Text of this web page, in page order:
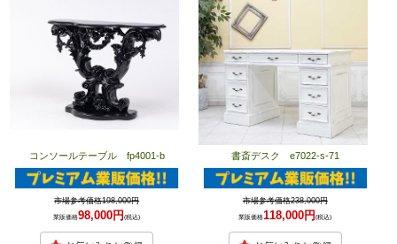
コンソールテーブル fp4001-b
市場参考価格198,000円
業販価格98,000円(税込)
書斎デスク e7022-s-71
市場参考価格238,000円
業販価格118,000円(税込)